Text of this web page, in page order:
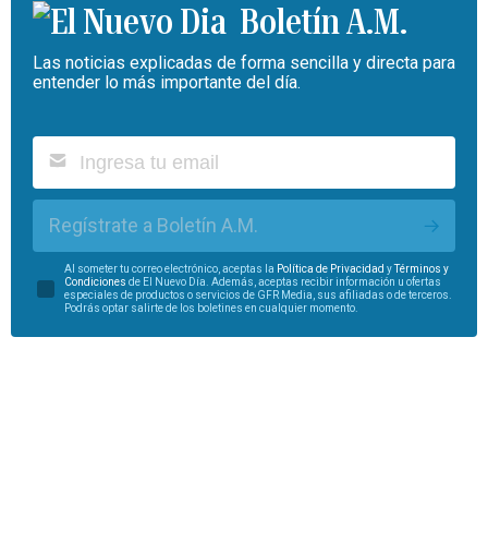
Boletín A.M.
Las noticias explicadas de forma sencilla y directa para
entender lo más importante del día.
Regístrate a Boletín A.M.
Al someter tu correo electrónico, aceptas la Política de Privacidad yTérminos y
Condiciones de El Nuevo Día. Además, aceptas recibir información u ofertas
especiales de productos o servicios de GFR Media, sus afiliadas o de terceros.
Podrás optar salirte de los boletines en cualquier momento.